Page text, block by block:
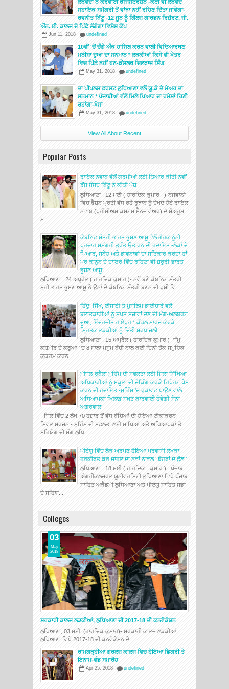
ਲੋੜਵੰਦਾਂ ਨੇ ਕਰਵਾਈ ਰਜਿਸਟਰੇਸ਼ਨ -ਕੋਈ ਵੀ ਲੋੜਵੰਦ
ਸਹਾਇਕ ਸਮੱਗਰੀ ਤੋਂ ਵਾਂਝਾ ਨਹੀਂ ਰਹਿਣ ਦਿੱਤਾ ਜਾਵੇਗਾ-
ਰਵਨੀਤ ਬਿੱਟੂ -12 ਜੂਨ ਨੂੰ ਗਿੱਲਜ਼ ਗਾਰਡਨ ਰਿਜ਼ੋਰਟ, ਜੀ.
ਐੱਨ. ਈ. ਕਾਲਜ ਦੇ ਪਿੱਛੇ ਲੱਗੇਗਾ ਵਿਸ਼ੇਸ਼ ਕੈਂਪ
Jun 11, 2018 undefined
10ਵੀਂ 'ਚੋਂ ਚੰਗੇ ਅੰਕ ਹਾਸਿਲ ਕਰਨ ਵਾਲੀ ਵਿਦਿਆਰਥਣ
ਮਨੀਸ਼ਾ ਦੂਆ ਦਾ ਸਨਮਾਨ * ਲੜਕੀਆਂ ਕਿਸੇ ਵੀ ਖੇਤਰ
ਵਿਚ ਪਿੱਛੇ ਨਹੀਂ ਹਨ-ਕੌਂਸਲਰ ਦਿਲਰਾਜ ਸਿੰਘ
May 31, 2018 undefined
ਦਾ ਪੀਪਲਸ ਫਰਸਟ ਲੁਧਿਆਣਾ ਵਲੋਂ ਯੂ.ਕੇ ਦੇ ਮੇਅਰ ਦਾ
ਸਨਮਾਨ * ਪੰਜਾਬੀਆਂ ਵੱਲੋਂ ਮਿਲੇ ਪਿਆਰ ਦਾ ਹਮੇਸ਼ਾਂ ਰਿਣੀ
ਰਹਾਂਗਾ-ਖੋਸਾ
May 31, 2018 undefined
View All About Recent
Popular Posts
ਰਾਇਲ ਨਵਾਬ ਵੱਲੋਂ ਗਰਮੀਆਂ ਲਈ ਤਿਆਰ ਕੀਤੀ ਨਵੀਂ
ਰੇਂਜ ਸੰਸਦ ਬਿੱਟੂ ਨੇ ਕੀਤੀ ਪੇਸ਼
ਲੁਧਿਆਣਾ , 12 ਮਈ ( ਹਾਰਦਿਕ ਕੁਮਾਰ )-ਨੌਜਵਾਨਾਂ
ਵਿਚ ਫੈਸ਼ਨ ਪ੍ਰਤੀ ਵੱਧ ਰਹੇ ਰੁਝਾਨ ਨੂੰ ਦੇਖਦੇ ਹੋਏ ਰਾਇਲ
ਨਵਾਬ (ਪ੍ਰੀਮੀਅਮ ਕਸਟਮ ਮੈਨਜ਼ ਵੇਅਰ) ਦੇ ਸ਼ੋਅਰੂਮ
ਮ...
ਕੈਬਨਿਟ ਮੰਤਰੀ ਭਾਰਤ ਭੂਸ਼ਣ ਆਸ਼ੂ ਵੱਲੋਂ ਗੈਰਕਾਨੂੰਨੀ
ਪ੍ਰਚਾਰ ਸਮੱਗਰੀ ਤੁਰੰਤ ਉਤਾਰਨ ਦੀ ਹਦਾਇਤ -ਲੋਕਾਂ ਦੇ
ਪਿਆਰ, ਸਨੇਹ ਅਤੇ ਭਾਵਨਾਵਾਂ ਦਾ ਸਤਿਕਾਰ ਕਰਦਾ ਹਾਂ
ਪਰ ਕਾਨੂੰਨ ਦੇ ਦਾਇਰੇ ਵਿੱਚ ਰਹਿਣਾ ਵੀ ਜ਼ਰੂਰੀ-ਭਾਰਤ
ਭੂਸ਼ਣ ਆਸ਼ੂ
ਲੁਧਿਆਣਾ , 24 ਅਪ੍ਰੈਲ ( ਹਾਰਦਿਕ ਕੁਮਾਰ )- ਨਵੇਂ ਬਣੇ ਕੈਬਨਿਟ ਮੰਤਰੀ
ਸ੍ਰੀ ਭਾਰਤ ਭੂਸ਼ਣ ਆਸ਼ੂ ਨੇ ਉਨਾਂ ਦੇ ਕੈਬਨਿਟ ਮੰਤਰੀ ਬਣਨ ਦੀ ਖੁਸ਼ੀ ਵਿ...
ਹਿੰਦੂ, ਸਿੱਖ, ਈਸਾਈ ਤੇ ਮੁਸਲਿਮ ਭਾਈਚਾਰੇ ਵਲੋਂ
ਬਲਾਤਕਾਰੀਆਂ ਨੂੰ ਸਖ਼ਤ ਸਜ਼ਾਵਾਂ ਦੇਣ ਦੀ ਮੰਗ-ਅਲਬਰਟ
ਦੂਆ, ਇੰਦਰਜੀਤ ਰਾਏਪੁਰ * ਕੈਂਡਲ ਮਾਰਚ ਕੱਢਕੇ
ਮ੍ਰਿਤਕ ਲੜਕੀਆਂ ਨੂੰ ਦਿੱਤੀ ਸ਼ਰਧਾਂਜਲੀ
ਲੁਧਿਆਣਾ , 15 ਅਪ੍ਰੈਲ ( ਹਾਰਦਿਕ ਕੁਮਾਰ )- ਜੰਮੂ
ਕਸ਼ਮੀਰ ਦੇ ਕਠੂਆ ' ਚ 8 ਸਾਲਾ ਮਸੂਮ ਬੱਚੀ ਨਾਲ ਕਈ ਦਿਨਾਂ ਤੱਕ ਸਮੂਹਿਕ
ਕੁਕਰਮ ਕਰਨ...
ਮੀਜ਼ਲ-ਰੁਬੈਲਾ ਮੁਹਿੰਮ ਦੀ ਸਫ਼ਲਤਾ ਲਈ ਜ਼ਿਲਾ ਸਿੱਖਿਆ
ਅਧਿਕਾਰੀਆਂ ਨੂੰ ਸਕੂਲਾਂ ਦੀ ਚੈਕਿੰਗ ਕਰਕੇ ਰਿਪੋਰਟ ਪੇਸ਼
ਕਰਨ ਦੀ ਹਦਾਇਤ -ਮੁਹਿੰਮ 'ਚ ਰੁਕਾਵਟ ਪਾਉਣ ਵਾਲੇ
ਅਧਿਆਪਕਾਂ ਖਿਲਾਫ਼ ਸਖ਼ਤ ਕਾਰਵਾਈ ਹੋਵੇਗੀ-ਸ਼ੇਨਾ
ਅਗਰਵਾਲ
- ਜ਼ਿਲੇ ਵਿੱਚ 2 ਲੱਖ 70 ਹਜ਼ਾਰ ਤੋਂ ਵੱਧ ਬੱਚਿਆਂ ਦੀ ਹੋਇਆ ਟੀਕਾਕਰਨ-
ਸਿਵਲ ਸਰਜਨ - ਮੁਹਿੰਮ ਦੀ ਸਫ਼ਲਤਾ ਲਈ ਮਾਪਿਆਂ ਅਤੇ ਅਧਿਆਪਕਾਂ ਤੋਂ
ਸਹਿਯੋਗ ਦੀ ਮੰਗ ਲੁਧਿ...
ਪੀਏਯੂ ਵਿੱਚ ਲੋਕ ਅਰਪਣ ਹੋਇਆ ਪਰਵਾਸੀ ਲੇਖਕਾ
ਹਰਕੀਰਤ ਕੌਰ ਚਾਹਲ ਦਾ ਨਵਾਂ ਨਾਵਲ ‘ ਥੋਹਰਾਂ ਦੇ ਫੁੱਲ ’
ਲੁਧਿਆਣਾ , 18 ਮਈ ( ਹਾਰਦਿਕ ਕੁਮਾਰ ) ਪੰਜਾਬ
ਐਗਰੀਕਲਚਰਲ ਯੂਨੀਵਰਸਿਟੀ ਲੁਧਿਆਣਾ ਵਿਖੇ ਪੰਜਾਬ
ਸਾਹਿਤ ਅਕੈਡਮੀ ਲੁਧਿਆਣਾ ਅਤੇ ਪੀਏਯੂ ਸਾਹਿਤ ਸਭਾ
ਦੇ ਸਹਿਯ...
Colleges
ਸਰਕਾਰੀ ਕਾਲਜ ਲੜਕੀਆਂ, ਲੁਧਿਆਣਾ ਦੀ 2017-18 ਦੀ ਕਨਵੋਕੇਸ਼ਨ
03
May
2018
ਲੁਧਿਆਣਾ, 03 ਮਈ (ਹਾਰਦਿਕ ਕੁਮਾਰ)- ਸਰਕਾਰੀ ਕਾਲਜ ਲੜਕੀਆਂ,
ਲੁਧਿਆਣਾ ਵਿਖੇ 2017-18 ਦੀ ਕਨਵੋਕੇਸ਼ਨ ਦੇ...
ਰਾਮਗੜ੍ਹੀਆ ਗਰਲਜ਼ ਕਾਲਜ ਵਿਚ ਹੋਇਆ ਡਿਗਰੀ ਤੇ
ਇਨਾਮ-ਵੰਡ ਸਮਾਰੋਹ
Apr 25, 2018 undefined